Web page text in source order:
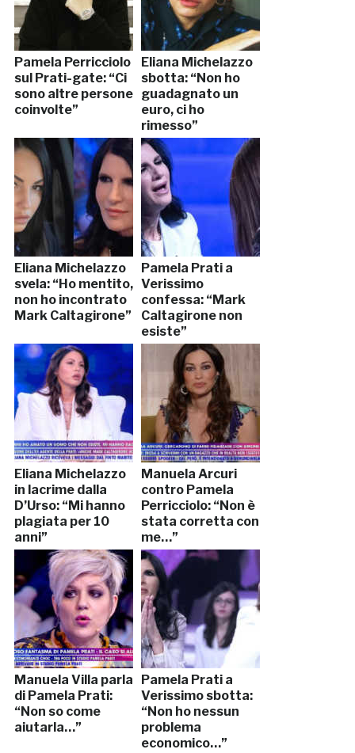
Pamela Perricciolo
sul Prati-gate: “Ci
sono altre persone
coinvolte”
Eliana Michelazzo
sbotta: “Non ho
guadagnato un
euro, ci ho
rimesso”
Eliana Michelazzo
svela: “Ho mentito,
non ho incontrato
Mark Caltagirone”
Pamela Prati a
Verissimo
confessa: “Mark
Caltagirone non
esiste”
Eliana Michelazzo
in lacrime dalla
D’Urso: “Mi hanno
plagiata per 10
anni”
Manuela Arcuri
contro Pamela
Perricciolo: “Non è
stata corretta con
me…”
Manuela Villa parla
di Pamela Prati:
“Non so come
aiutarla…”
Pamela Prati a
Verissimo sbotta:
“Non ho nessun
problema
economico…”